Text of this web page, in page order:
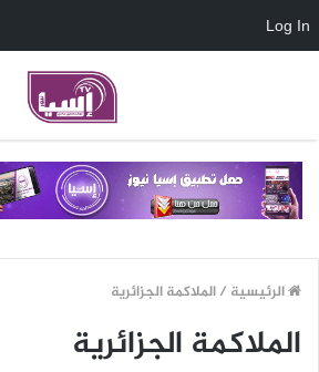
الرئيسية /الملاكمة الجزائرية
الملاكمة الجزائرية
Log In